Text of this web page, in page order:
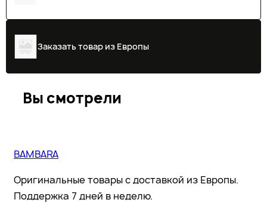
Заказать товар из Европы
Вы смотрели
BAMBARA
Оригинальные товары с доставкой из Европы.
Поддержка 7 дней в неделю.